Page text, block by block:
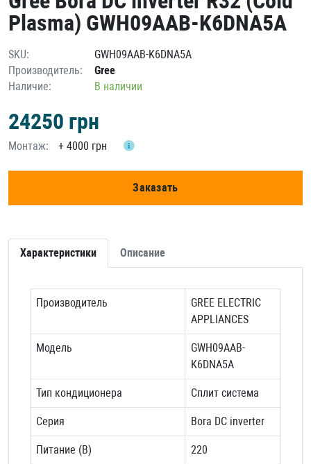
Plasma) GWH09AAB-K6DNA5A
SKU:
GWH09AAB-K6DNA5A
Производитель:
Gree
Наличие:
В наличии
24250 грн
Монтаж: + 4000 грн
Заказать
Характеристики Описание
Производитель
GREE ELECTRIC
APPLIANCES
Модель
GWH09AAB-
K6DNA5A
Тип кондиционера Сплит система
Серия Bora DC inverter
Питание (В) 220